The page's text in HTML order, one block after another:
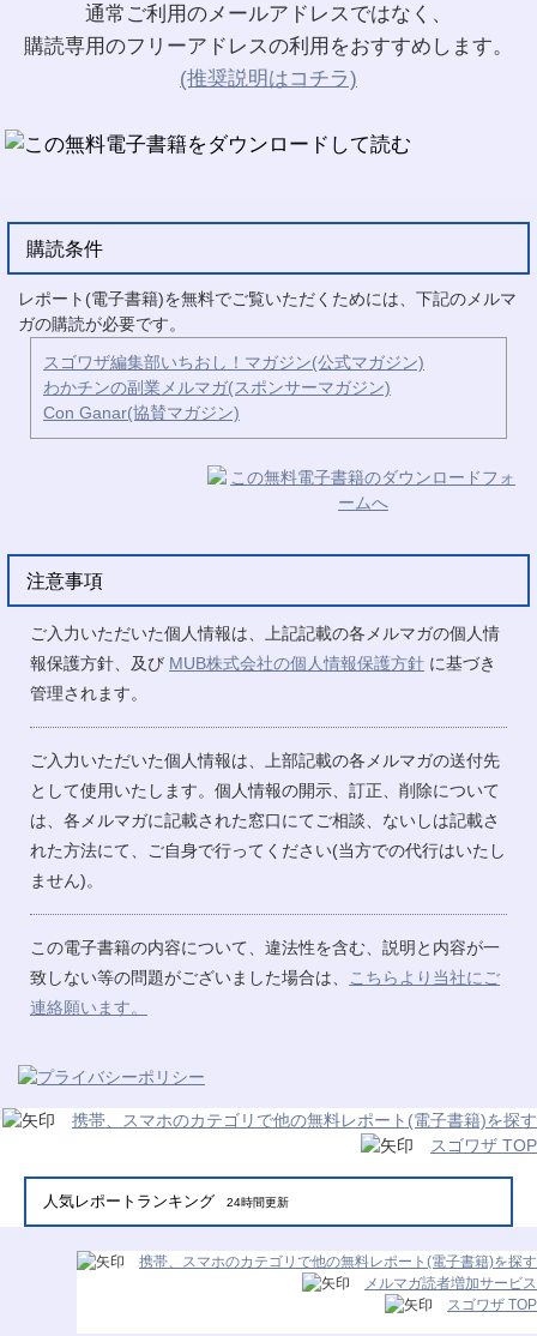
通常ご利用のメールアドレスではなく、
購読専用のフリーアドレスの利用をおすすめします。
(推奨説明はコチラ)
購読条件
レポート(電子書籍)を無料でご覧いただくためには、下記のメルマ
ガの購読が必要です。
スゴワザ編集部いちおし！マガジン(公式マガジン)
わかチンの副業メルマガ(スポンサーマガジン)
Con Ganar(協賛マガジン)
注意事項
ご入力いただいた個人情報は、上記記載の各メルマガの個人情
報保護方針、及び MUB株式会社の個人情報保護方針 に基づき
管理されます。
ご入力いただいた個人情報は、上部記載の各メルマガの送付先
として使用いたします。個人情報の開示、訂正、削除について
は、各メルマガに記載された窓口にてご相談、ないしは記載さ
れた方法にて、ご自身で行ってください(当方での代行はいたし
ません)。
この電子書籍の内容について、違法性を含む、説明と内容が一
致しない等の問題がございました場合は、
こちらより当社にご
連絡願います。
携帯、スマホのカテゴリで他の無料レポート(電子書籍)を探す
スゴワザ TOP
人気レポートランキング 24時間更新
携帯、スマホのカテゴリで他の無料レポート(電子書籍)を探す
メルマガ読者増加サービス
スゴワザ TOP